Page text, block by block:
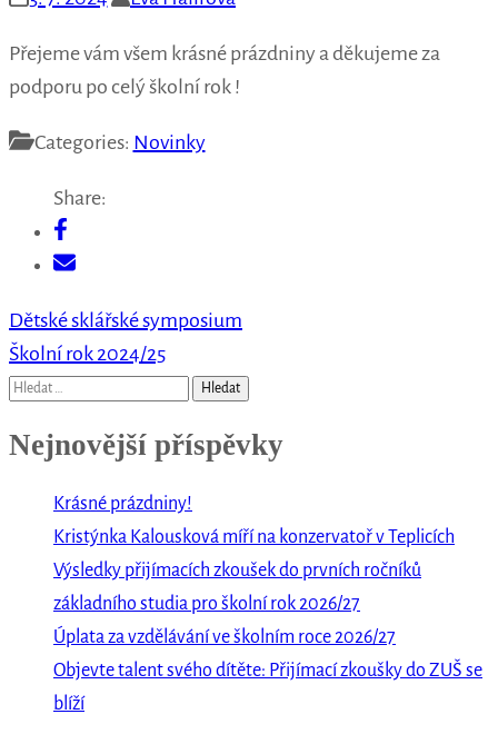
Přejeme vám všem krásné prázdniny a děkujeme za
podporu po celý školní rok !
Categories: Novinky
Share:
Navigace
pro
příspěvek
Dětské sklářské symposium
Školní rok 2024/25
Vyhledávání
Nejnovější příspěvky
Krásné prázdniny!
Kristýnka Kalousková míří na konzervatoř v Teplicích
Výsledky přijímacích zkoušek do prvních ročníků
základního studia pro školní rok 2026/27
Úplata za vzdělávání ve školním roce 2026/27
Objevte talent svého dítěte: Přijímací zkoušky do ZUŠ se
blíží